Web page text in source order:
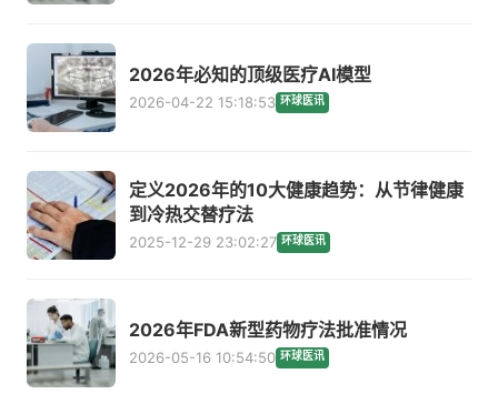
2026年必知的顶级医疗AI模型
2026-04-22 15:18:53 环球医讯
定义2026年的10大健康趋势：从节律健康
到冷热交替疗法
2025-12-29 23:02:27 环球医讯
2026年FDA新型药物疗法批准情况
2026-05-16 10:54:50 环球医讯